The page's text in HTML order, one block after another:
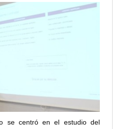
se centró en el estudio del